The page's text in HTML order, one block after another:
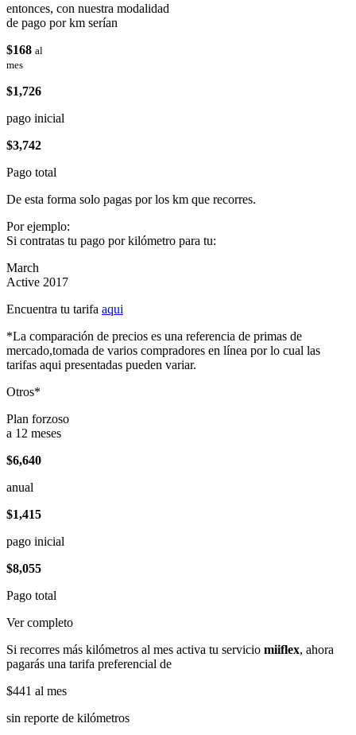
entonces, con nuestra modalidad
de pago por km serían
$168 al
mes
$1,726
pago inicial
$3,742
Pago total
De esta forma solo pagas por los km que recorres.
Por ejemplo:
Si contratas tu pago por kilómetro para tu:
March
Active 2017
Encuentra tu tarifa aqui
*La comparación de precios es una referencia de primas de
mercado,tomada de varios compradores en línea por lo cual las
tarifas aqui presentadas pueden variar.
Otros*
Plan forzoso
a 12 meses
$6,640
anual
$1,415
pago inicial
$8,055
Pago total
Ver completo
Si recorres más kilómetros al mes activa tu servicio miiflex, ahora
pagarás una tarifa preferencial de
$441 al mes
sin reporte de kilómetros